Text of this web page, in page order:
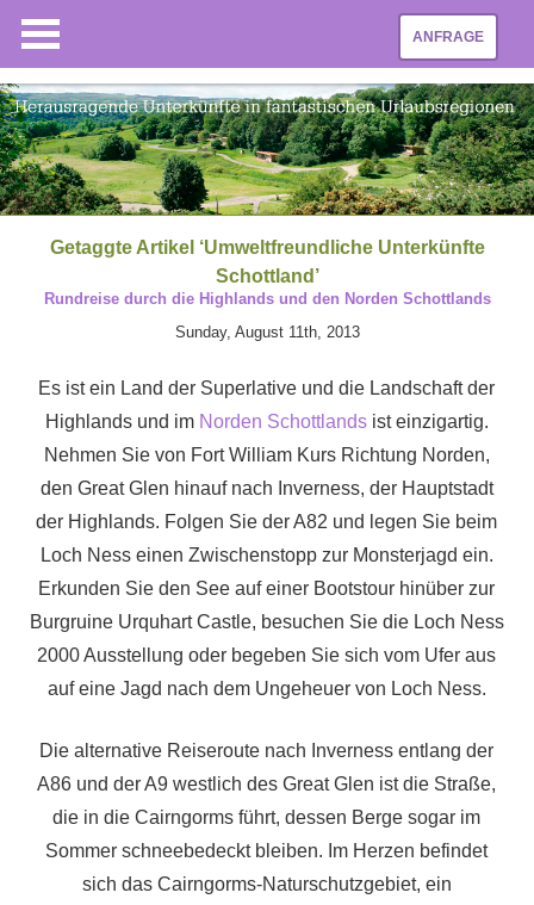
ANFRAGE
Getaggte Artikel ‘Umweltfreundliche Unterkünfte
Schottland’
Rundreise durch die Highlands und den Norden Schottlands
Sunday, August 11th, 2013
Es ist ein Land der Superlative und die Landschaft der
Highlands und im Norden Schottlandsist einzigartig.
Nehmen Sie von Fort William Kurs Richtung Norden,
den Great Glen hinauf nach Inverness, der Hauptstadt
der Highlands. Folgen Sie der A82 und legen Sie beim
Loch Ness einen Zwischenstopp zur Monsterjagd ein.
Erkunden Sie den See auf einer Bootstour hinüber zur
Burgruine Urquhart Castle, besuchen Sie die Loch Ness
2000 Ausstellung oder begeben Sie sich vom Ufer aus
auf eine Jagd nach dem Ungeheuer von Loch Ness.
Die alternative Reiseroute nach Inverness entlang der
A86 und der A9 westlich des Great Glen ist die Straße,
die in die Cairngorms führt, dessen Berge sogar im
Sommer schneebedeckt bleiben. Im Herzen befindet
sich das Cairngorms-Naturschutzgebiet, ein